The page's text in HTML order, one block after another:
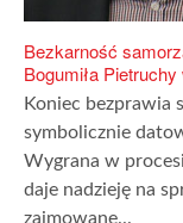
Bezkarność
Bogumiła
Koniec bezprawia
symbolicznie
Wygrana w
daje nadzieję na
zajmowane...